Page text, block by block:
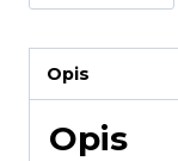
ŚWIECZKI
30
ML
Opis
Opis